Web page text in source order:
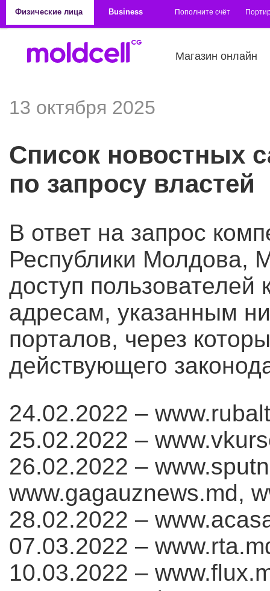
Физические лица
Business Пополните счёт
Магазин онлайн
13 октября 2025
Список новостных
по запросу властей
В ответ на запрос
Республики Молдова,
доступ пользователей
адресам, указанным
порталов, через
действующего
24.02.2022 –
25.02.2022 –
26.02.2022 –
www.gagauznews.md,
28.02.2022 –
07.03.2022 –
10.03.2022 –